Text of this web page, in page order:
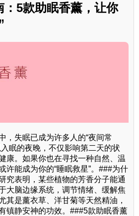
：5款助眠香薰，让你
，失眠已成为许多人的“夜间常
眠的夜晚，不仅影响第二天的状
康。如果你也在寻找一种自然、温
许能成为你的“睡眠救星”。###为什
究表明，某些植物的芳香分子能通
大脑边缘系统，调节情绪、缓解焦
其是薰衣草、洋甘菊等天然精油，
镇静安神的功效。###5款助眠香薰